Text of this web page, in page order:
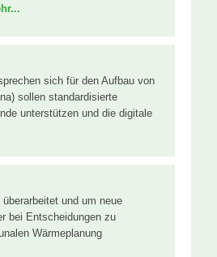
sich für den Aufbau von
sollen standardisierte
unterstützen und die digitale
und um neue
bei Entscheidungen zu
Wärmeplanung